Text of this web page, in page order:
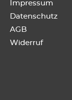
Impressum
Datenschutz
AGB
Widerruf